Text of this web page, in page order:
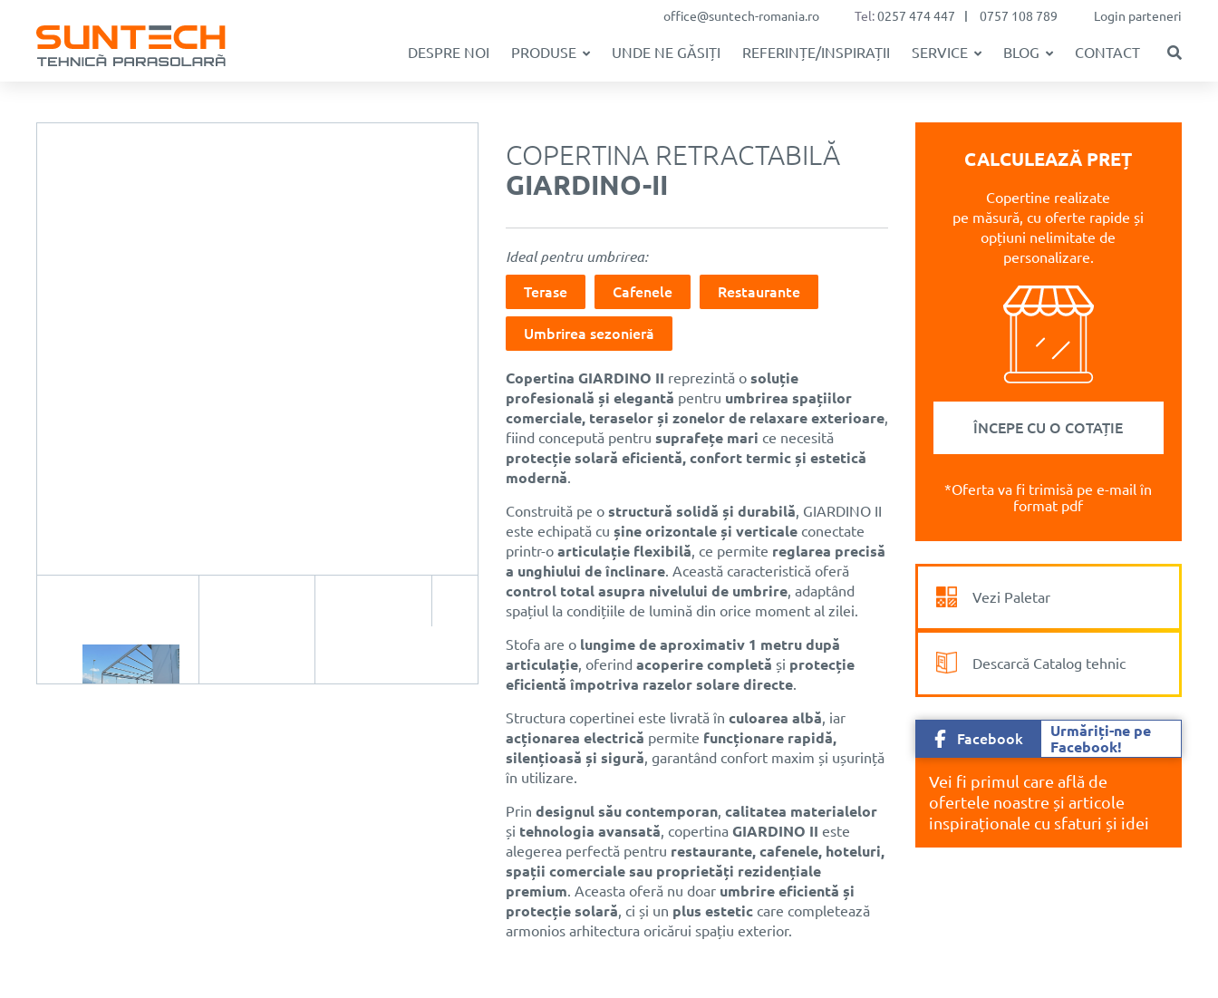
office@suntech-romania.ro Tel:0257 474 447 0757 108 789 Login parteneri
DESPRE NOI PRODUSE UNDE NE GĂSIȚI REFERINȚE/INSPIRAȚII SERVICE BLOG CONTACT
COPERTINA RETRACTABILĂ
GIARDINO-II
Ideal pentru umbrirea:
Terase Cafenele Restaurante
Umbrirea sezonieră
Copertina GIARDINO II reprezintă o soluție
profesională și elegantă pentru umbrirea spațiilor
comerciale, teraselor și zonelor de relaxare exterioare,
fiind concepută pentru suprafețe mari ce necesită
protecție solară eficientă, confort termic și estetică
modernă.
Construită pe o structură solidă și durabilă, GIARDINO II
este echipată cu șine orizontale și verticaleconectate
printr-o articulație flexibilă, ce permite reglarea precisă
a unghiului de înclinare. Această caracteristică oferă
control total asupra nivelului de umbrire, adaptând
spațiul la condițiile de lumină din orice moment al zilei.
Stofa are o lungime de aproximativ 1 metru după
articulație, oferind acoperire completă și protecție
eficientă împotriva razelor solare directe.
Structura copertinei este livrată în culoarea albă, iar
acționarea electrică permite funcționare rapidă,
silențioasă și sigură, garantând confort maxim și ușurință
în utilizare.
Prin designul său contemporan, calitatea materialelor
și tehnologia avansată, copertina GIARDINO II este
alegerea perfectă pentru restaurante, cafenele, hoteluri,
spații comerciale sau proprietăți rezidențiale
premium. Aceasta oferă nu doar umbrire eficientă și
protecție solară, ci și un plus esteticcare completează
armonios arhitectura oricărui spațiu exterior.
CALCULEAZĂ PREȚ
Copertine realizate
pe măsură, cu oferte rapide și
opțiuni nelimitate de
personalizare.
ÎNCEPE CU O COTAȚIE
*Oferta va fi trimisă pe e-mail în
format pdf
Vezi Paletar
Descarcă Catalog tehnic
Facebook
Urmăriți-ne pe
Facebook!
Vei fi primul care află de
ofertele noastre și articole
inspiraționale cu sfaturi și idei